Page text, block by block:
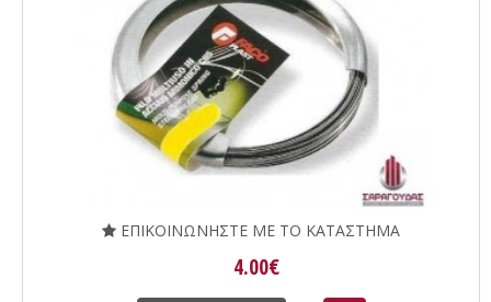
ΕΠΙΚΟΙΝΩΝΗΣΤΕ ΜΕ ΤΟ ΚΑΤΑΣΤΗΜΑ
4.00€